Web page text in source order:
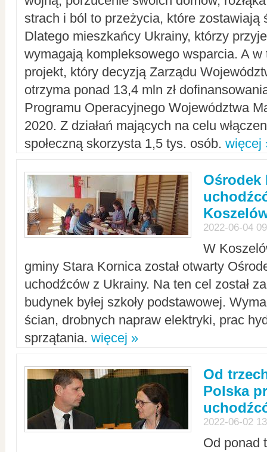
strach i ból to przeżycia, które zostawiają
Dlatego mieszkańcy Ukrainy, którzy
wymagają kompleksowego wsparcia. A w
projekt, który decyzją Zarządu
otrzyma ponad 13,4 mln zł
Programu Operacyjnego Województwa
2020. Z działań mających na celu
społeczną skorzysta 1,5 tys. osób. więcej
Ośrodek
2022-06-04
W
gminy Stara Kornica został otwarty
uchodźców z Ukrainy. Na ten cel został
budynek byłej szkoły podstawowej.
ścian, drobnych napraw elektryki, prac
sprzątania. więcej »
Od
Polska
2022-06-02
Od ponad